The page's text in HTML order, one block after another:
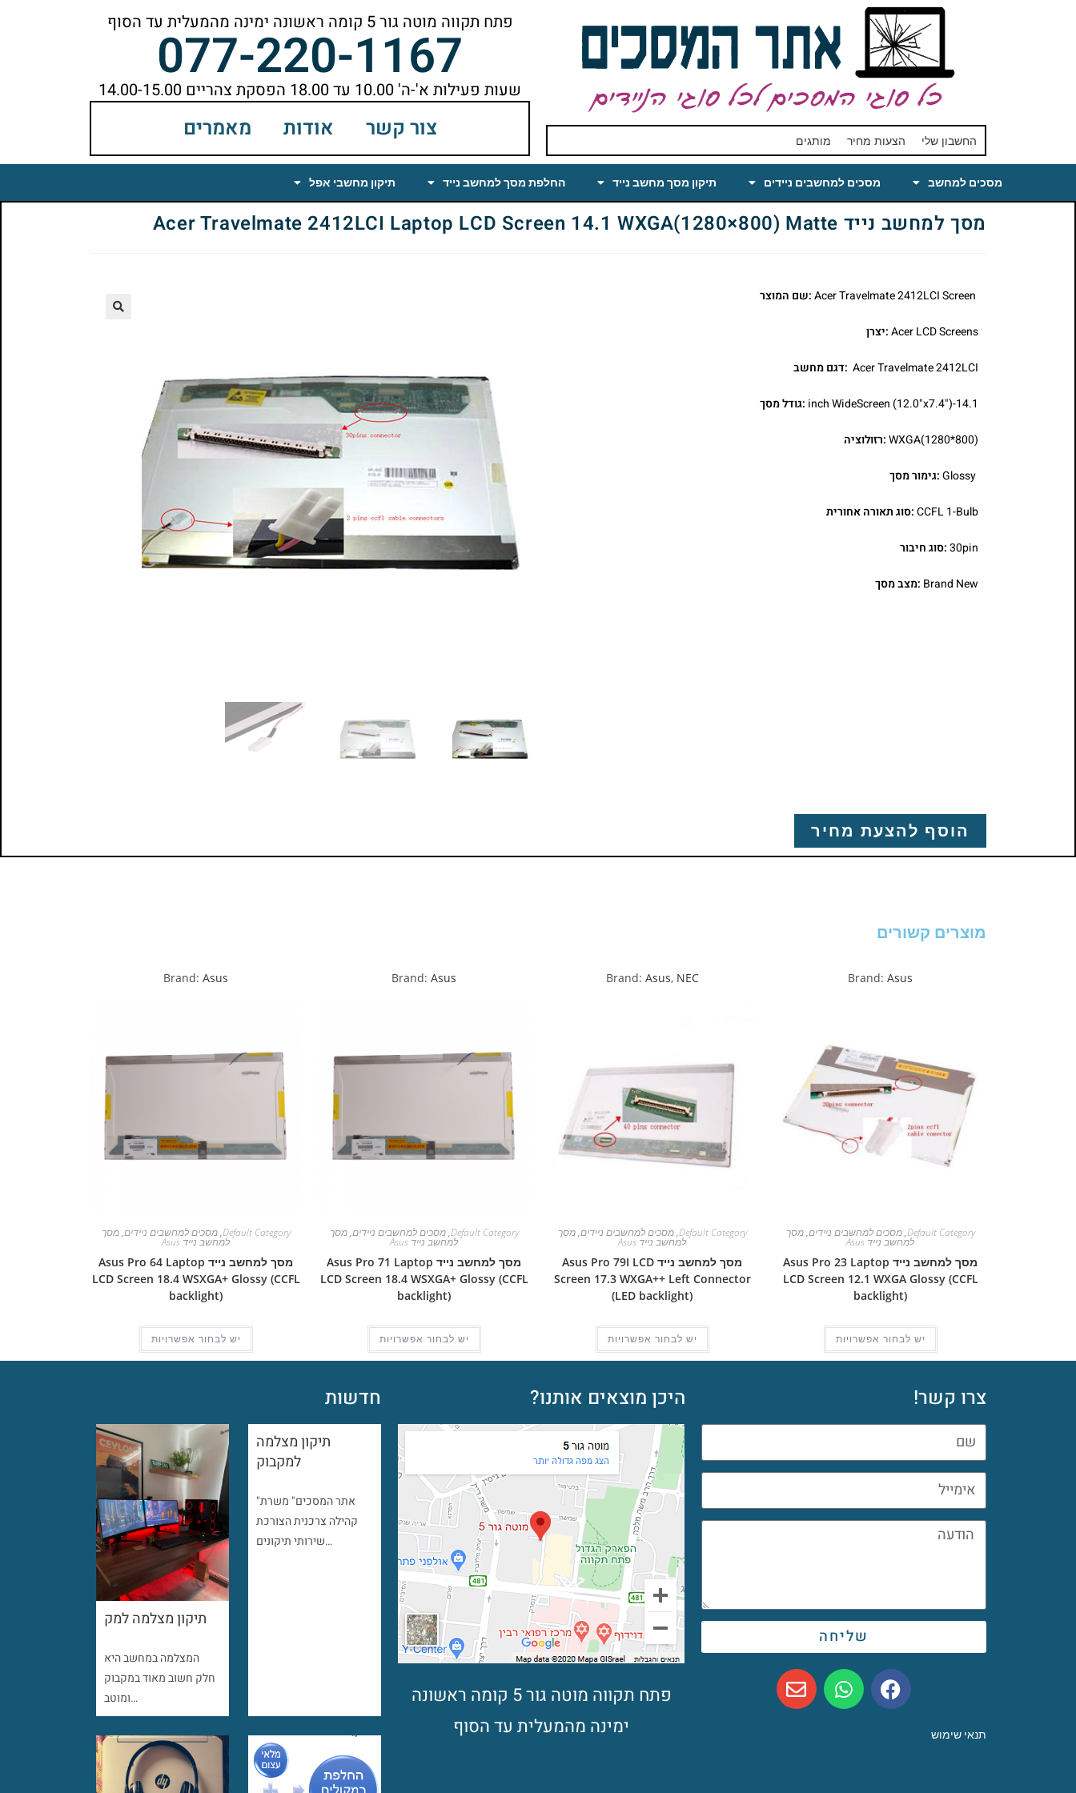
החשבון שלי הצעות מחיר מותגים
פתח תקווה מוטה גור 5 קומה ראשונה ימינה מהמעלית עד הסוף
077-220-1167שעות פעילות א'-ה' 10.00 עד 18.00 הפסקת צהריים 14.00-15.00
צור קשר אודות מאמרים
מסכים למחשב מסכים למחשבים ניידים תיקון מסך מחשב נייד החלפת מסך למחשב נייד תיקון מחשבי אפל
מסך למחשב נייד Acer Travelmate 2412LCI Laptop LCD Screen 14.1 WXGA(1280×800) Matte
:שם המוצר
Acer LCD Screens:יצרן
Acer Travelmate 2412LCI :דגם מחשב
14.1-inch WideScreen (12.0"x7.4") :גודל מסך
WXGA(1280*800):רזולוציה
Glossy:גימור מסך
CCFL 1-Bulb:סוג תאורה אחורית
30pin:סוג חיבור
Brand New :מצב מסך
הוסף להצעת מחיר
מוצרים קשורים
Brand: Asus
Default Category
,מסכים למחשבים ניידים,מסך
למחשב נייד Asus
מסך למחשב נייד Asus Pro 23 Laptop
LCD Screen 12.1 WXGA Glossy (CCFL
backlight)
יש לבחור אפשרויות
Brand: Asus, NEC
Default Category
,מסכים למחשבים ניידים,מסך
למחשב נייד Asus
מסך למחשב נייד Asus Pro 79I LCD
Screen 17.3 WXGA++ Left Connector
(LED backlight)
יש לבחור אפשרויות
Brand: Asus
Default Category
,מסכים למחשבים ניידים,מסך
למחשב נייד Asus
מסך למחשב נייד Asus Pro 71 Laptop
LCD Screen 18.4 WSXGA+ Glossy (CCFL
backlight)
יש לבחור אפשרויות
Brand: Asus
Default Category
,מסכים למחשבים ניידים,מסך
למחשב נייד Asus
מסך למחשב נייד Asus Pro 64 Laptop
LCD Screen 18.4 WSXGA+ Glossy (CCFL
backlight)
יש לבחור אפשרויות
צרו קשר!
שליחה
תנאי שימוש
היכן מוצאים אותנו?
פתח תקווה מוטה גור 5 קומה ראשונה
ימינה מהמעלית עד הסוף
חדשות
תיקון מצלמה למק
המצלמה במחשב היא
חלק חשוב מאוד במקבוק
ומוטב…
תיקון מצלמה
למקבוק
"אתר המסכים" משרת
קהילה צרכנית הצורכת
שירותי תיקונים…